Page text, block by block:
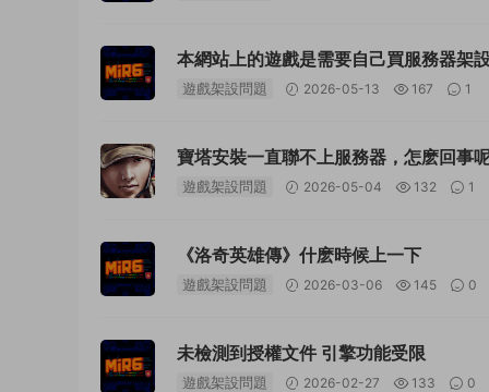
本網站上的遊戲是需要自己買服務器架
遊戲架設問題 2026-05-13 167 1
寶塔安裝一直聯不上服務器，怎麽回
遊戲架設問題 2026-05-04 132 1
《洛奇英雄傳》什麽時候上一下
遊戲架設問題 2026-03-06 145 0
未檢測到授權文件 引擎功能受限
遊戲架設問題 2026-02-27 133 0